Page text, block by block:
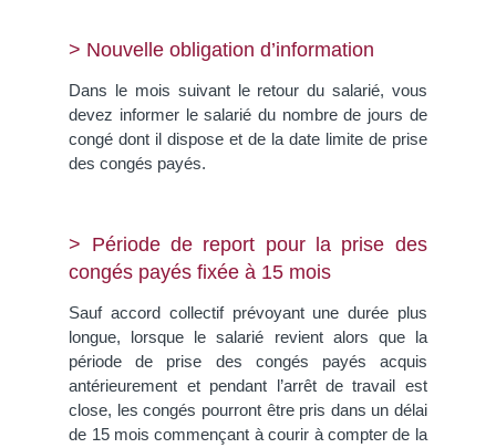
> Nouvelle obligation d’information
Dans le mois suivant le retour du salarié, vous
devez informer le salarié du nombre de jours de
congé dont il dispose et de la date limite de prise
des congés payés.
> Période de report pour la prise des
congés payés fixée à 15 mois
Sauf accord collectif prévoyant une durée plus
longue, lorsque le salarié revient alors que la
période de prise des congés payés acquis
antérieurement et pendant l’arrêt de travail est
close, les congés pourront être pris dans un délai
de 15 mois commençant à courir à compter de la